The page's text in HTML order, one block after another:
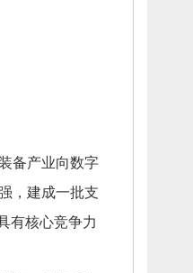
备产业向数字
， 建成一批支
有核心竞争力